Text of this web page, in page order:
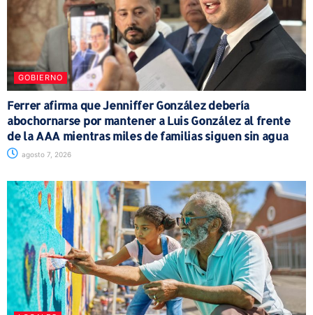
GOBIERNO
Ferrer afirma que Jenniffer González debería
abochornarse por mantener a Luis González al frente
de la AAA mientras miles de familias siguen sin agua
agosto 7, 2026